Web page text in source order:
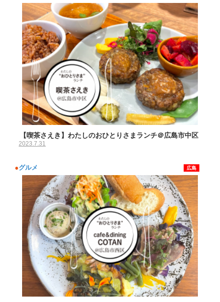
【喫茶さえき】わたしのおひとりさまランチ＠広島市中区
2023.7.31
●グルメ 広島